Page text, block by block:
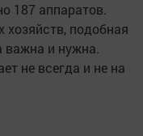
187 аппаратов.
подобная
важна и нужна.
не всегда и не на